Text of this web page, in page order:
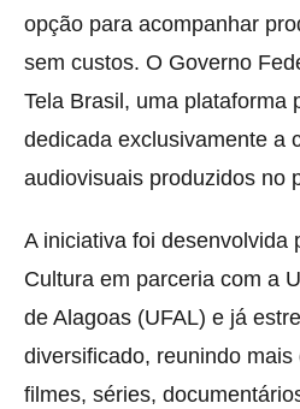
opção para acompanhar
sem custos. O Governo
Tela Brasil, uma plataforma
dedicada exclusivamente a
audiovisuais produzidos no
A iniciativa foi desenvolvida
Cultura em parceria com a
de Alagoas (UFAL) e já
diversificado, reunindo
filmes, séries,